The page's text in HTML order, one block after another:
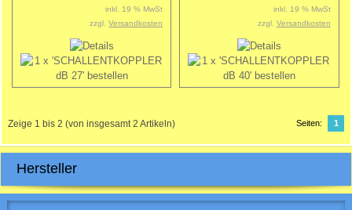
inkl. 19 % MwSt
zzgl.Versandkosten
inkl. 19 % MwSt
zzgl. Versandkosten
Zeige 1 bis 2 (von insgesamt2 Artikeln) Seiten: 1
Hersteller